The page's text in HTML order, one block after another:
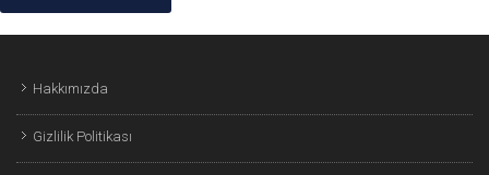
Hakkımızda
Gizlilik Politikası